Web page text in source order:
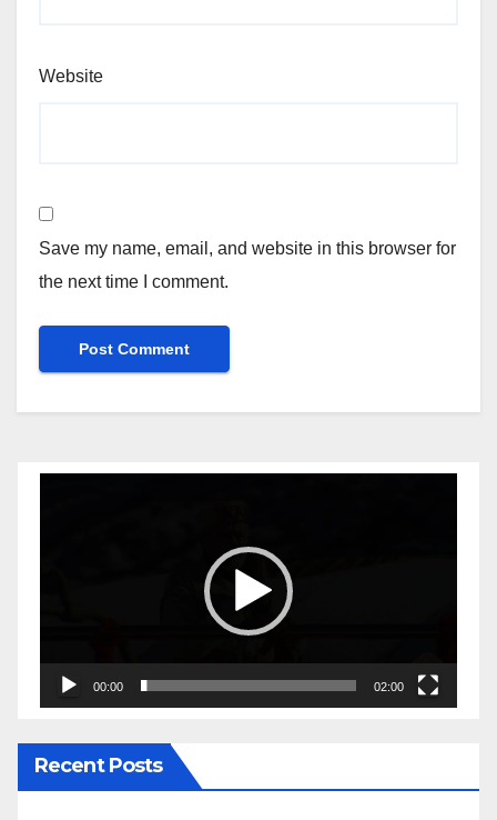
Website
Save my name, email, and website in this browser for
the next time I comment.
00:00 02:00
Recent Posts